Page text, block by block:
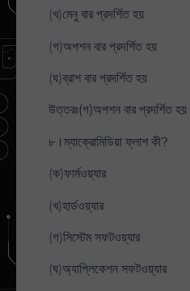
(খ)মেনু বার প্রদর্শিত হয়
(গ)অপশন বার প্রদর্শিত হয়
(ঘ)ব্রাশ বার প্রদর্শিত হয়
উত্তরঃ(গ)অপশন বার প্রদর্শিত হয়
৮।ম্যাক্রোমিডিয়া ফ্লাশ কী?
(ক)ফার্মওয়্যার
(খ)হার্ডওয়্যার
(গ)সিস্টেম সফটওয়্যার
(ঘ)অ্যাপ্লিকেশন সফটওয়্যার